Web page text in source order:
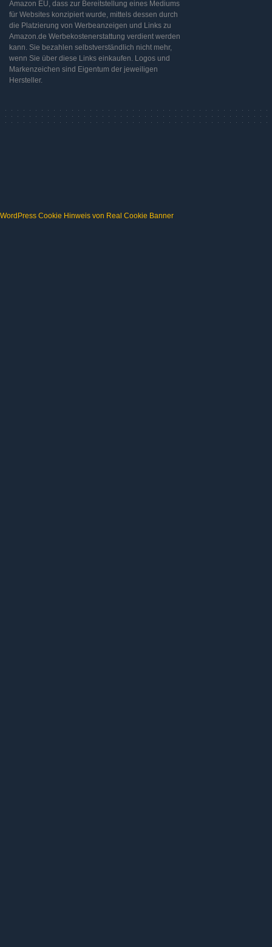
Amazon EU, dass zur Bereitstellung eines Mediums
für Websites konzipiert wurde, mittels dessen durch
die Platzierung von Werbeanzeigen und Links zu
Amazon.de Werbekostenerstattung verdient werden
kann. Sie bezahlen selbstverständlich nicht mehr,
wenn Sie über diese Links einkaufen. Logos und
Markenzeichen sind Eigentum der jeweiligen
Hersteller.
WordPress Cookie Hinweis von Real Cookie Banner